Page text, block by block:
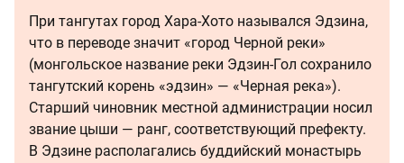
При тангутах город Хара-Хото назывался Эдзина,
что в переводе значит «город Черной реки»
(монгольское название реки Эдзин-Гол сохранило
тангутский корень «эдзин» — «Черная река»).
Старший чиновник местной администрации носил
звание цыши — ранг, соответствующий префекту.
В Эдзине располагались буддийский монастырь